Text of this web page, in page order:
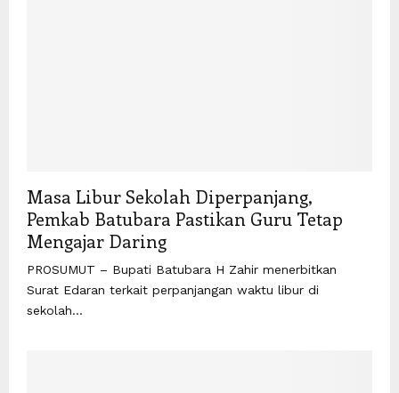
Masa Libur Sekolah Diperpanjang,
Pemkab Batubara Pastikan Guru Tetap
Mengajar Daring
PROSUMUT – Bupati Batubara H Zahir menerbitkan
Surat Edaran terkait perpanjangan waktu libur di
sekolah...